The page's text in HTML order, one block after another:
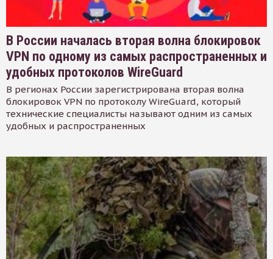
В России началась вторая волна блокировок
VPN по одному из самых распространенных и
удобных протоколов WireGuard
В регионах России зарегистрирована вторая волна
блокировок VPN по протоколу WireGuard, который
технические специалисты называют одним из самых
удобных и распространенных